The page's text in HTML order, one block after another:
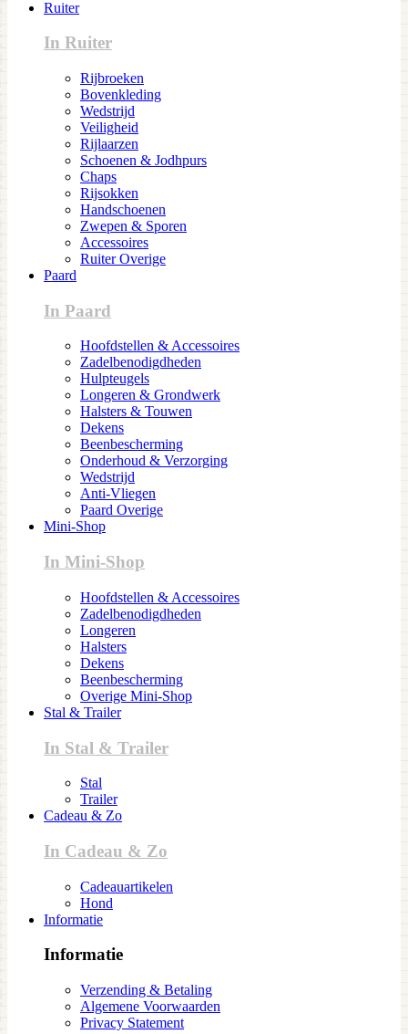
Ruiter
In Ruiter
Rijbroeken
Bovenkleding
Wedstrijd
Veiligheid
Rijlaarzen
Schoenen & Jodhpurs
Chaps
Rijsokken
Handschoenen
Zwepen & Sporen
Accessoires
Ruiter Overige
Paard
In Paard
Hoofdstellen & Accessoires
Zadelbenodigdheden
Hulpteugels
Longeren & Grondwerk
Halsters & Touwen
Dekens
Beenbescherming
Onderhoud & Verzorging
Wedstrijd
Anti-Vliegen
Paard Overige
Mini-Shop
In Mini-Shop
Hoofdstellen & Accessoires
Zadelbenodigdheden
Longeren
Halsters
Dekens
Beenbescherming
Overige Mini-Shop
Stal & Trailer
In Stal & Trailer
Stal
Trailer
Cadeau & Zo
In Cadeau & Zo
Cadeauartikelen
Hond
Informatie
Informatie
Verzending & Betaling
Algemene Voorwaarden
Privacy Statement